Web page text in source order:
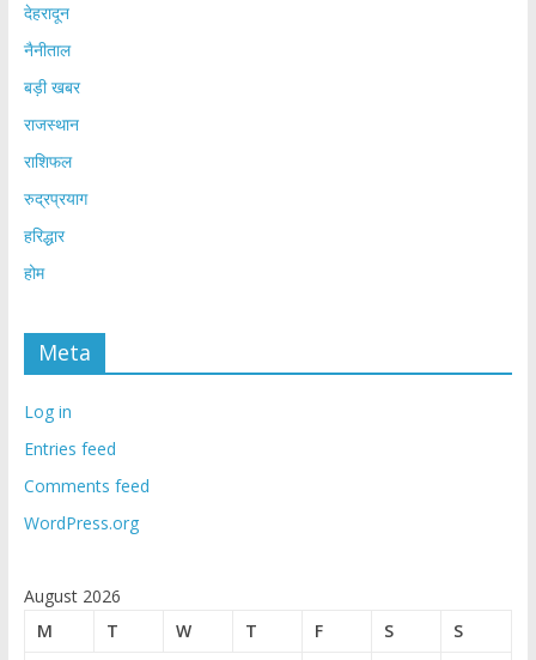
देहरादून
नैनीताल
बड़ी खबर
राजस्थान
राशिफल
रुद्रप्रयाग
हरिद्धार
होम
Meta
Log in
Entries feed
Comments feed
WordPress.org
August 2026
M
T W T F S S